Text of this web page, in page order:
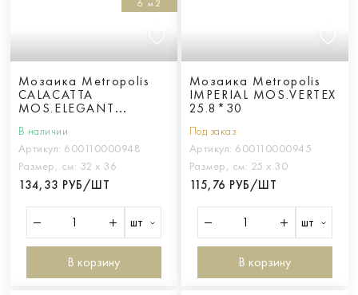
6 м2
Мозаика Metropolis
CALACATTA
MOS.ELEGANT
В наличии
Артикул: 600110000948
Размер, см: 32 х 36
134,33 РУБ/ШТ
шт
В корзину
Мозаика Metropolis
IMPERIAL MOS.VERTEX
25.8*30
Под заказ
Артикул: 600110000945
Размер, см: 25 х 30
115,76 РУБ/ШТ
шт
В корзину